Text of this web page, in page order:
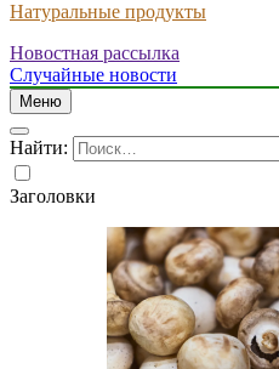
Натуральные продукты
Новостная рассылка
Случайные новости
Меню
Найти:
Заголовки